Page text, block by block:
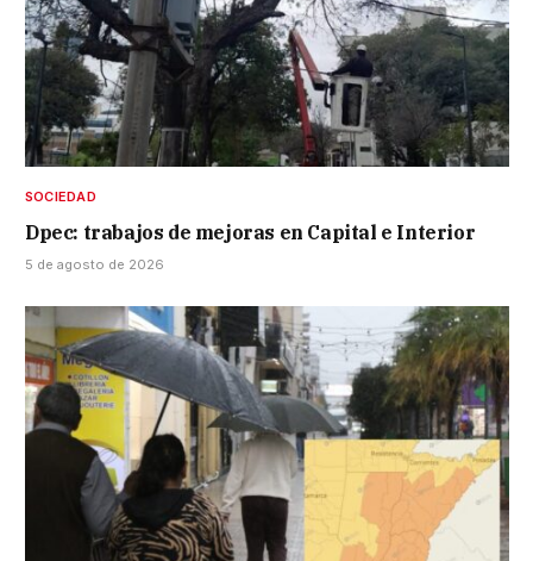
SOCIEDAD
Dpec: trabajos de mejoras en Capital e Interior
5 de agosto de 2026